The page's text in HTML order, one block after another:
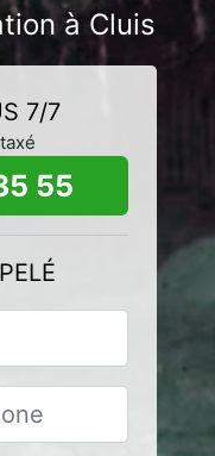
à Cluis
7/7
55